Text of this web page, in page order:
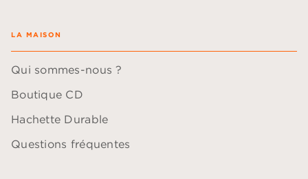
LA MAISON
Qui sommes-nous ?
Boutique CD
Hachette Durable
Questions fréquentes